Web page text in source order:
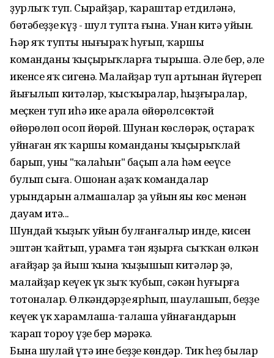
ҙурлыҡ туп. Сырайҙар, ҡараштар етдиләнә,
бөтәбеҙҙең күҙ - шул тупта ғына. Унан китә уйын.
Һәр яҡ тупты нығыраҡ һуғып, ҡаршы
команданы ҡыҫырыҡларға тырыша. Әле бер, әле
икенсе яҡ сигенә. Малайҙар туп артынан йүгереп
йығылып китәләр, ҡысҡыралар, һыҙғыралар,
меҫкен туп иһә ике арала өйөрөлсөктәй
өйөрөлөп осоп йөрөй. Шунан көслөрәк, оҫтараҡ
уйнаған яҡ ҡаршы команданы ҡыҫырыҡлай
барып, уның "ҡалаһын" баҫып ала һәм еңеүсе
булып сыға. Ошонан аҙаҡ командалар
урындарын алмашалар ҙа уйын яңы көс менән
дауам итә...
Шундай ҡыҙыҡ уйын булғанғалыр инде, кисен
эштән ҡайтып, урамға тән яҙырға сыҡҡан өлкән
ағайҙар ҙа йыш ҡына ҡыҙышып китәләр ҙә,
малайҙар кеүек үк зыҡ ҡубып, сәкән һуғырға
тотоналар. Өлкәндәрҙең ярһып, шаулашып, беҙҙең
кеүек үк харамлаша-талаша уйнағандарын
ҡарап тороу үҙе бер мәрәкә.
Бына шулай үтә ине беҙҙең көндәр. Тик һеҙ былар